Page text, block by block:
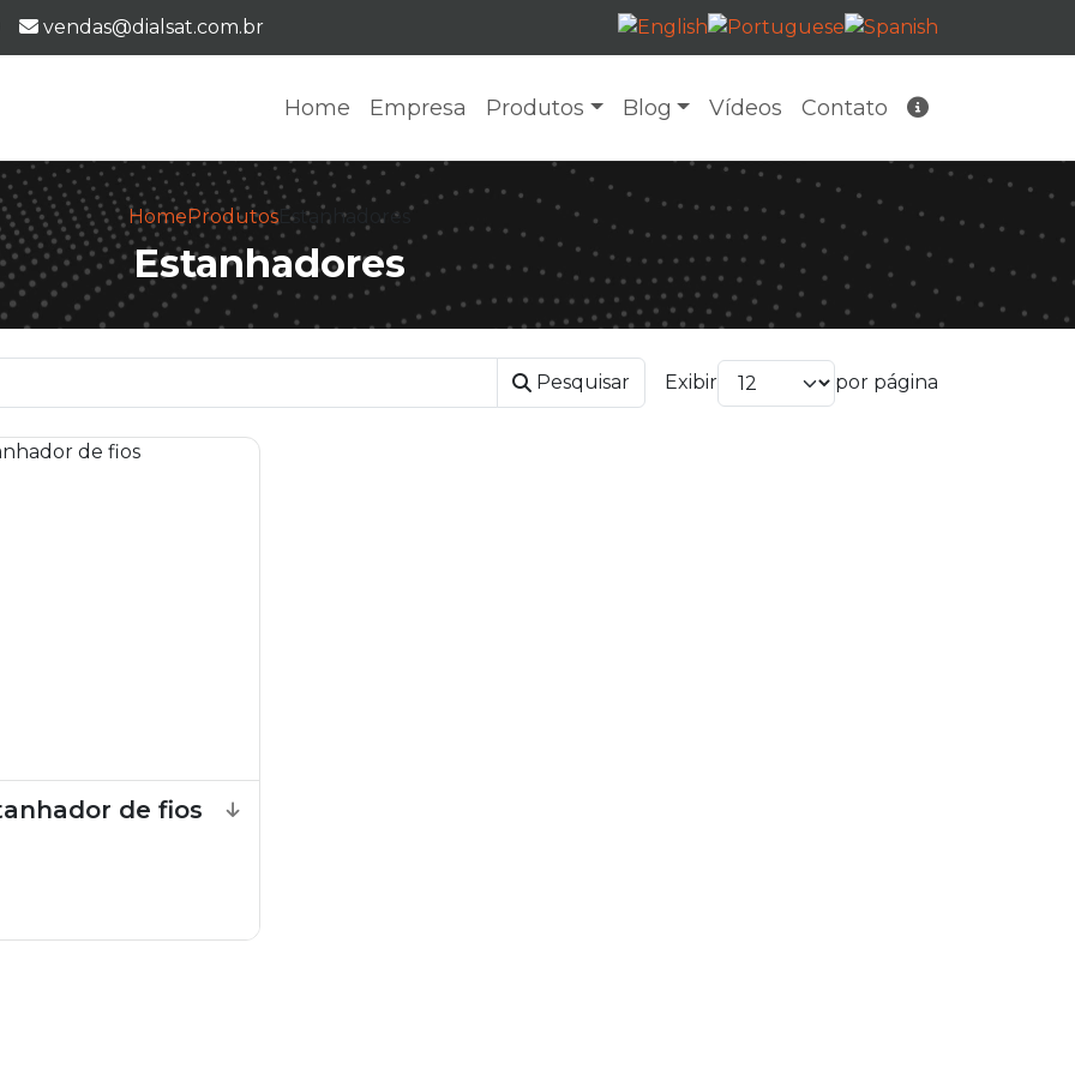
E-mail:
vendas@dialsat.com.br
Home Empresa Produtos Blog Vídeos Contato
Home ProdutosEstanhadores
Estanhadores
Pesquisar Exibir por página
de fios